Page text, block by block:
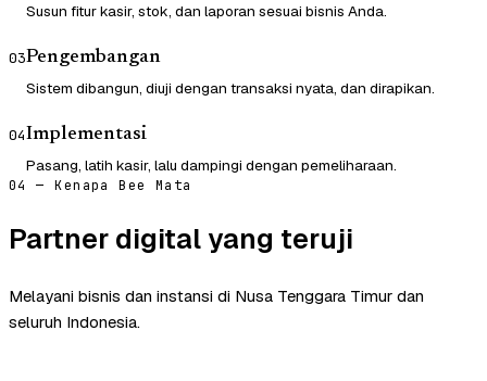
Susun fitur kasir, stok, dan laporan sesuai bisnis Anda.
03Pengembangan
Sistem dibangun, diuji dengan transaksi nyata, dan dirapikan.
04Implementasi
Pasang, latih kasir, lalu dampingi dengan pemeliharaan.
04 — Kenapa Bee Mata
Partner digital yang teruji
Melayani bisnis dan instansi di Nusa Tenggara Timur dan
seluruh Indonesia.